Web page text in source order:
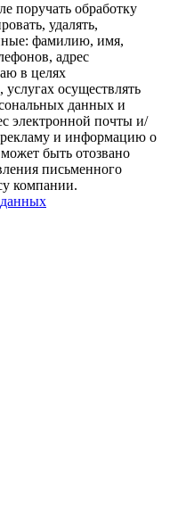
поручать обработку
удалять,
фамилию, имя,
адрес
в целях
осуществлять
данных и
электронной почты и/
и информацию о
быть отозвано
письменного
компании.